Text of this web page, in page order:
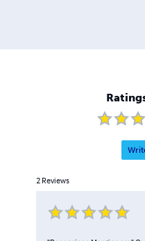
2 Reviews